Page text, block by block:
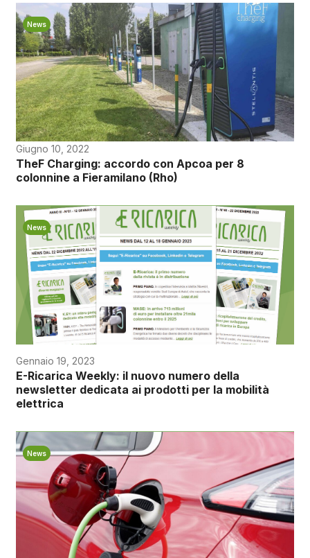
News
Giugno 10, 2022
TheF Charging: accordo con Apcoa per 8
colonnine a Fieramilano (Rho)
News
Gennaio 19, 2023
E-Ricarica Weekly: il nuovo numero della
newsletter dedicata ai prodotti per la mobilità
elettrica
News